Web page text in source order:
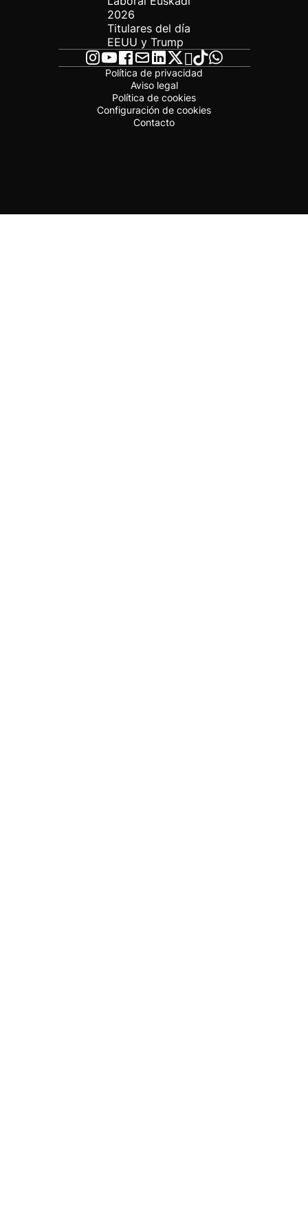
2026
Titulares del día
EEUU y Trump
Política de privacidad
Aviso legal
Política de cookies
Configuración de cookies
Contacto